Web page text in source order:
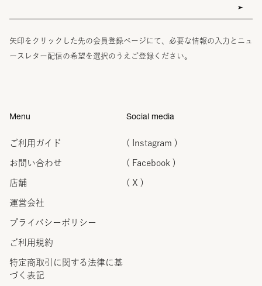
矢印をクリックした先の会員登録ページにて、必要な情報の入力とニュ
ースレター配信の希望を選択のうえご登録ください。
Menu
ご利用ガイド
お問い合わせ
店舗
運営会社
プライバシーポリシー
ご利用規約
特定商取引に関する法律に 基
づく表記
Social media
( Instagram )
( Facebook )
( X )